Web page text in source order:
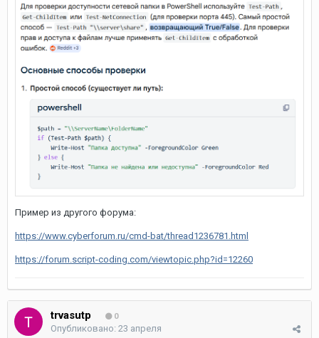
Пример из другого форума:
https://www.cyberforum.ru/cmd-bat/thread1236781.html
https://forum.script-coding.com/viewtopic.php?id=12260
trvasutp 0
Опубликовано: 23 апреля